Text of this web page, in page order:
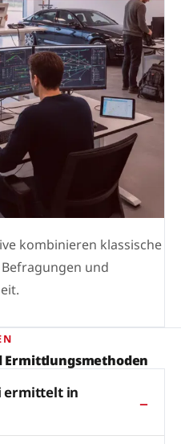
kombinieren klassische
und
Ermittlungsmethoden
ermittelt in